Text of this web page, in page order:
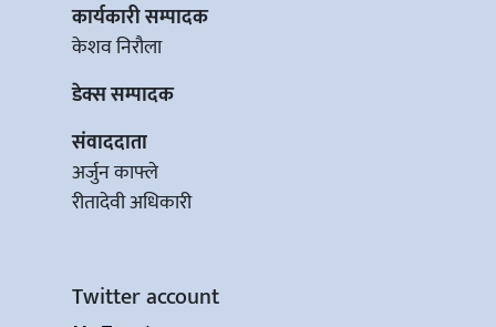
कार्यकारी सम्पादक
केशव निरौला
डेक्स सम्पादक
संवाददाता
अर्जुन काफ्ले
रीतादेवी अधिकारी
Twitter account